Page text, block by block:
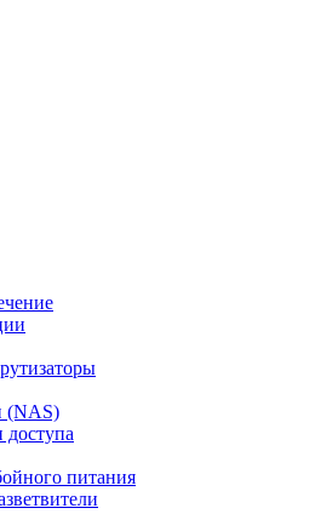
(NAS)
доступа
питания